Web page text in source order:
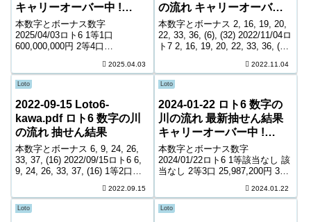
キャリーオーバー中 !
753,645,824円
本数字とボーナス数字
2025/04/03ロト6 1等1口
600,000,000円 2等4口
円 4等16,113口 6,200円 5等
249,001口 1,000円 キャリーオー
バー ...
2025.04.03
の流れ キャリーオーバー
中! 364,184,980円
本数字とボーナス 2, 16, 19, 20,
22, 33, 36, (6), (32) 2022/11/04ロ
ト7 2, 16, 19, 20, 22, 33, 36, (6),
2022.11.04
Loto
2022-09-15 Loto6-
kawa.pdf ロト6 数字の川
の流れ 抽せん結果
本数字とボーナス 6, 9, 24, 26,
33, 37, (16) 2022/09/15ロト6 6,
9, 24, 26, 33, 37, (16) 1等2口
12,557,000円 3等283口 2...2022.09.15
Loto
2024-01-22 ロト6 数字の
川の流れ 最新抽せん結果
キャリーオーバー中 !
300,299,055円
本数字とボーナス数字
2024/01/22ロト6 1等該当なし 該
当なし 2等3口 25,987,200円 3等
8,600円 5等175,448口 1,000円
キャリーオーバー 300,29...
2024.01.22
Loto Loto